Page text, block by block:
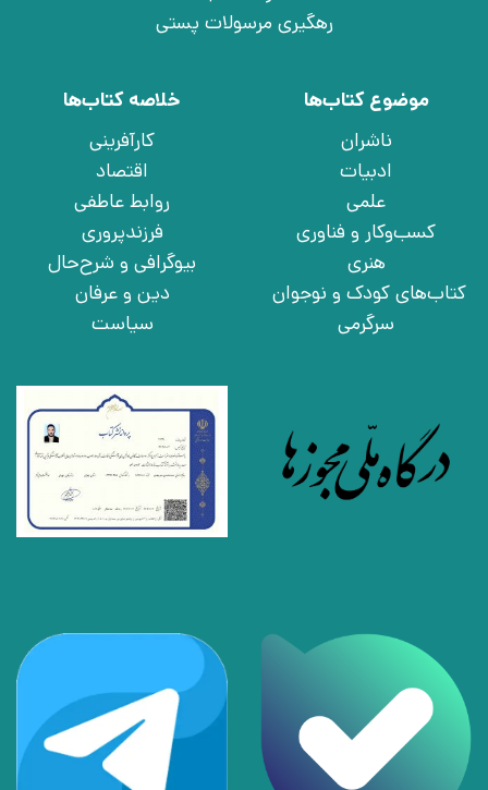
رهگیری مرسولات پستی
موضوع کتاب‌ها
ناشران
ادبیات
علمی
کسب‌وکار و فناوری
هنری
کتاب‌های کودک و نوجوان
سرگرمی
خلاصه کتاب‌ها
کارآفرینی
اقتصاد
روابط عاطفی
فرزندپروری
بیوگرافی و شرح‌حال
دین و عرفان
سیاست